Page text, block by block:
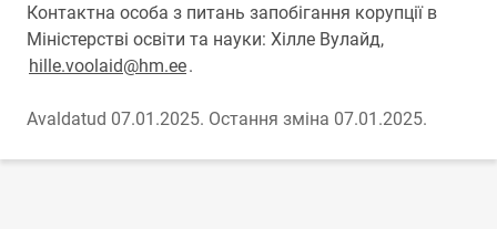
Контактна особа з питань запобігання корупції в
Міністерстві освіти та науки: Хілле Вулайд,
hille.voolaid@hm.ee.
Avaldatud 07.01.2025. Остання зміна 07.01.2025.